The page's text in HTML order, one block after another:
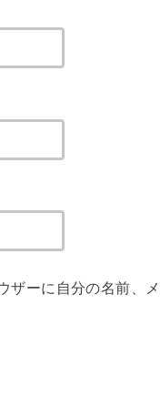
ーに自分の名前、